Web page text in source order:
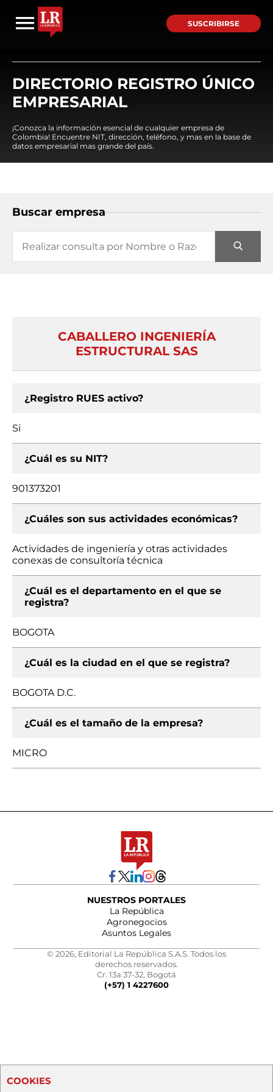
SUSCRIBIRSE
DIRECTORIO REGISTRO ÚNICO
EMPRESARIAL
¡Conozca la información esencial de cualquier empresa de
Colombia! Encuentre NIT, dirección, teléfono, y mas en la base de
datos empresarial mas grande del país.
Buscar empresa
CABALLERO INGENIERÍA
ESTRUCTURAL SAS
¿Registro RUES activo?
Si
¿Cuál es su NIT?
901373201
¿Cuáles son sus actividades económicas?
Actividades de ingeniería y otras actividades
conexas de consultoría técnica
¿Cuál es el departamento en el que se
registra?
BOGOTA
¿Cuál es la ciudad en el que se registra?
BOGOTA D.C.
¿Cuál es el tamaño de la empresa?
MICRO
NUESTROS PORTALES
La República
Agronegocios
Asuntos Legales
© 2026, Editorial La República S.A.S. Todos los
derechos reservados.
Cr. 13a 37-32, Bogotá
(+57) 1 4227600
COOKIES